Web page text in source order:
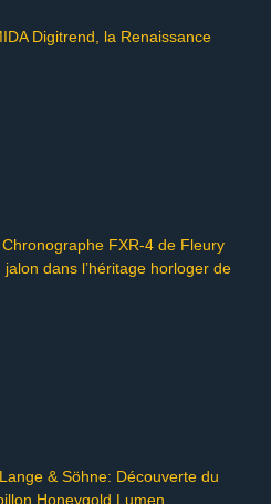
Digitrend, la Renaissance
Chronographe FXR-4 de Fleury
dans l’héritage horloger de
& Söhne: Découverte du
Honeygold Lumen